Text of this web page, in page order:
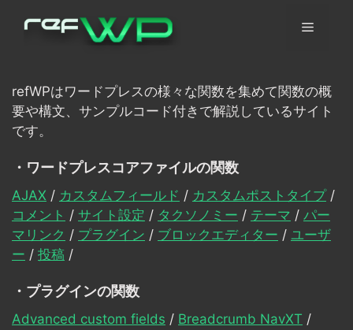
メ
ュ
refWPはワードプレスの様々な関数を集めて関数の概
要や構文、サンプルコード付きで解説しているサイト
です。
・ワードプレスコアファイルの関数
AJAX / カスタムフィールド / カスタムポストタイプ/
コメント / サイト設定 / タクソノミー / テーマ / パー
マリンク / プラグイン / ブロックエディター / ユーザ
ー / 投稿 /
・プラグインの関数
Advanced custom fields / Breadcrumb NavXT /